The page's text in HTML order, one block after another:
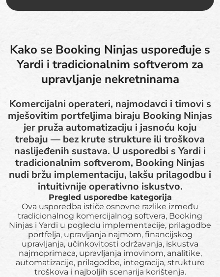
Kako se Booking Ninjas uspoređuje s
Yardi i tradicionalnim softverom za
upravljanje nekretninama
Komercijalni operateri, najmodavci i timovi s
mješovitim portfeljima biraju Booking Ninjas
jer pruža automatizaciju i jasnoću koju
trebaju — bez krute strukture ili troškova
naslijeđenih sustava. U usporedbi s Yardi i
tradicionalnim softverom, Booking Ninjas
nudi bržu implementaciju, lakšu prilagodbu i
intuitivnije operativno iskustvo.
Pregled usporedbe kategorija
Ova usporedba ističe osnovne razlike između
tradicionalnog komercijalnog softvera, Booking
Ninjas i Yardi u pogledu implementacije, prilagodbe
portfelja, upravljanja najmom, financijskog
upravljanja, učinkovitosti održavanja, iskustva
najmoprimaca, upravljanja imovinom, analitike,
automatizacije, prilagodbe, integracija, strukture
troškova i najboljih scenarija korištenja.